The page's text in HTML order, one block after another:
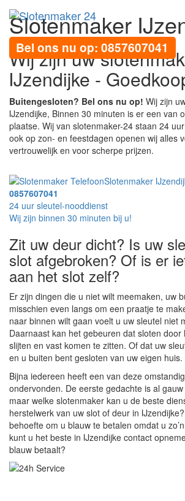
Bel ons nu op: 0857607041
Slotenmaker
Wij zijn uw
IJzendijke -
Buitengesloten? Bel ons nu op! Wij zijn
IJzendijke, Binnen 30 minuten is er een van
plaatse. Wij van slotenmaker-24 staan 24
ook op zon- en feestdagen openen wij alles
vertrouwelijk en voor scherpe prijzen.
Slotenmaker
0857607041
24 uur sleutel-nooddienst
Wij zijn binnen 30 minuten bij u!
Zit uw deur dicht? Is uw
slot afgebroken? Of is er
aan het slot zelf?
Er zijn dingen die u niet wilt meemaken, uw
misschien even langs om een praatje te
naar binnen wilt gaan voelt u uw sleutel niet
Daarnaast kan het gebeuren dat sloten
slijten en vast komen te zitten. Of dat uw
en u buiten bent gesloten van uw eigen huis.
Bijna iedereen heeft een van deze
ondervonden. De eerste gedachte is al
maar welke slotenmaker kan u de beste
herstelwerk van uw slot of deur in
behoefte om u blauw te betalen omdat u
kunt u het beste in IJzendijke contact
blauw betaalt?